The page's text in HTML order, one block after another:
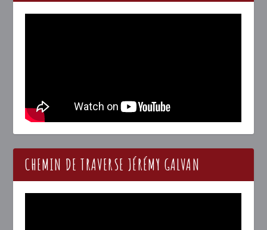
CHEMIN DE TRAVERSE JÉRÉMY GALVAN